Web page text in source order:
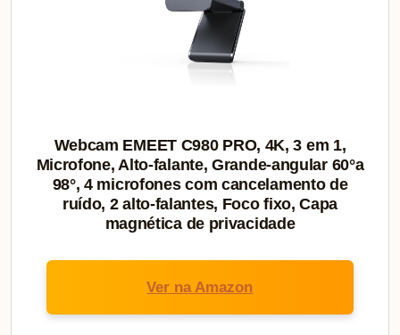
Webcam EMEET C980 PRO, 4K, 3 em 1,
Microfone, Alto-falante, Grande-angular 60°a
98°, 4 microfones com cancelamento de
ruído, 2 alto-falantes, Foco fixo, Capa
magnética de privacidade
Ver na Amazon